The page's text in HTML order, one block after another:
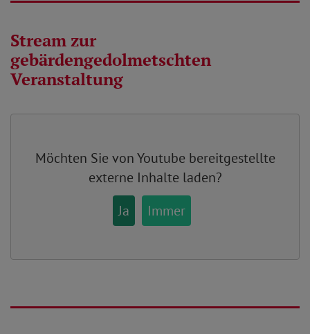
Stream zur
gebärdengedolmetschten
Veranstaltung
Möchten Sie vonYoutube bereitgestellte
externe Inhalte laden?
Ja
Immer